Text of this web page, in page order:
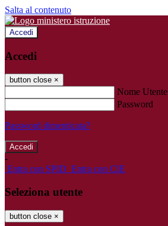
Salta al contenuto
Accedi
Accedi
button close ×
Nome Utente
Password
Password dimenticata?
-
Entra con SPID Entra con CIE
Seleziona utente
button close ×